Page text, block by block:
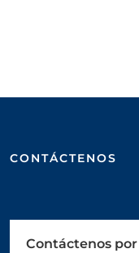
CONTÁCTENOS
Contáctenos